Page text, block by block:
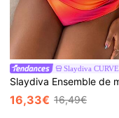
Slaydiva CURVE
16,33€ 16,49€